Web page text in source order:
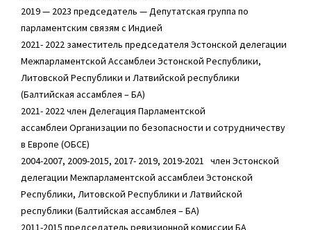
2019 — 2023 председатель — Депутатская группа по
парламентским связям с Индией
2021- 2022 заместитель председателя Эстонской делегации
Межпарламентской Aссамблеи Эстонской Республики,
Литовской Республики и Латвийской республики
(Балтийская ассамблея – БА)
2021- 2022 член Делегация Парламентской
ассамблеи Организации по безопасности и сотрудничеству
в Европе (ОБСЕ)
2004-2007, 2009-2015, 2017- 2019, 2019-2021 член Эстонской
делегации Межпарламентской ассамблеи Эстонской
Республики, Литовской Республики и Латвийской
республики (Балтийская ассамблея – БА)
2011-2015 председатель ревизионной комиссии БА